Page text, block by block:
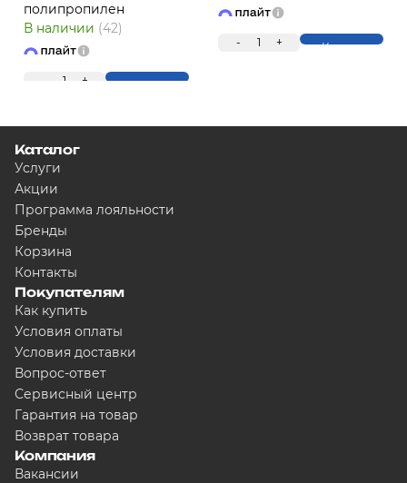
Разбейте оплату на
полипропилен
В наличии (42)
1 + Купить
- 1 + Купить
Каталог
Услуги
Акции
Программа лояльности
Бренды
Корзина
Контакты
Покупателям
Как купить
Условия оплаты
Условия доставки
Вопрос-ответ
Сервисный центр
Гарантия на товар
Возврат товара
Компания
Вакансии